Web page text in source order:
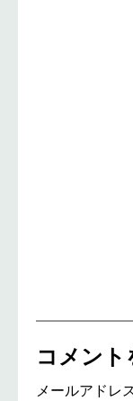
コメン
メールアドレ